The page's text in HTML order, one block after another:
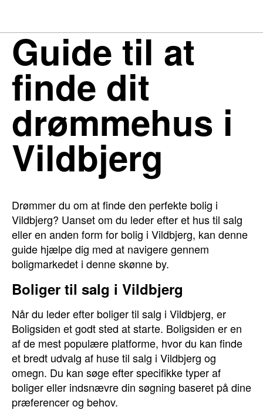
Guide til at
finde dit
drømmehus i
Vildbjerg
Drømmer du om at finde den perfekte bolig i
Vildbjerg? Uanset om du leder efter et hus til salg
eller en anden form for bolig i Vildbjerg, kan denne
guide hjælpe dig med at navigere gennem
boligmarkedet i denne skønne by.
Boliger til salg i Vildbjerg
Når du leder efter boliger til salg i Vildbjerg, er
Boligsiden et godt sted at starte. Boligsiden er en
af de mest populære platforme, hvor du kan finde
et bredt udvalg af huse til salg i Vildbjerg og
omegn. Du kan søge efter specifikke typer af
boliger eller indsnævre din søgning baseret på dine
præferencer og behov.